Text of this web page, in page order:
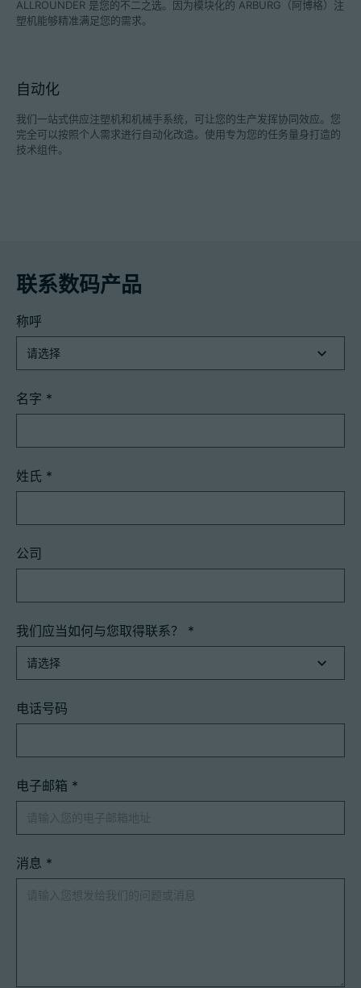
ALLROUNDER 是您的不二之选。因为模块化的 ARBURG（阿博格）注
塑机能够精准满足您的需求。
自动化
我们一站式供应注塑机和机械手系统，可让您的生产发挥协同效应。您
完全可以按照个人需求进行自动化改造。使用专为您的任务量身打造的
技术组件。
联系数码产品
称呼
名字 *
姓氏 *
公司
我们应当如何与您取得联系？ *
电话号码
电子邮箱 *
消息 *